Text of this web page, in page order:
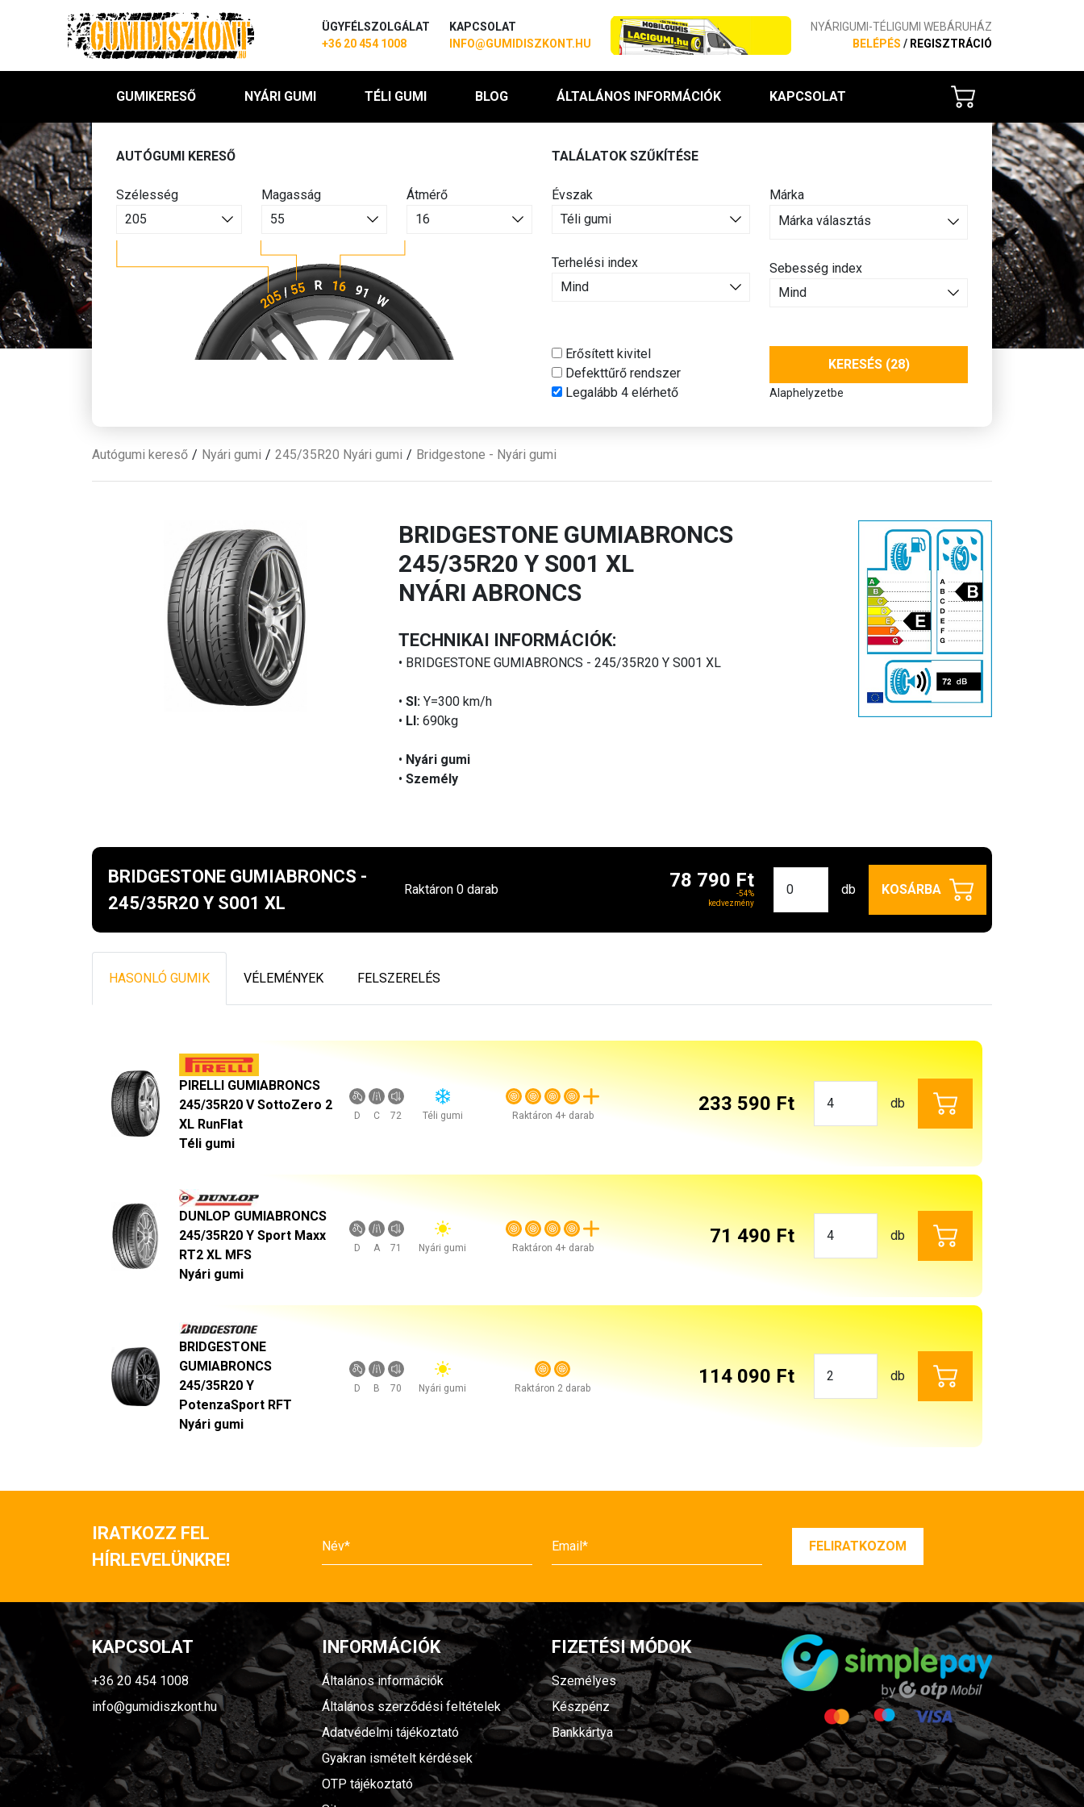
ÜGYFÉLSZOLGÁLAT
+36 20 454 1008
KAPCSOLAT
INFO@GUMIDISZKONT.HU
NYÁRIGUMI-TÉLIGUMI WEBÁRUHÁZ
BELÉPÉS / REGISZTRÁCIÓ
GUMIKERESŐ NYÁRI GUMI TÉLI GUMI BLOG ÁLTALÁNOS INFORMÁCIÓK KAPCSOLAT
AUTÓGUMI KERESŐ
Szélesség Magasság Átmérő
TALÁLATOK SZŰKÍTÉSE
Évszak
Terhelési index
Márka
Márka választás
Sebesség index
Erősített kivitel
Defekttűrő rendszer
Legalább 4 elérhető
KERESÉS (28)
Alaphelyzetbe
Autógumi kereső Nyári gumi 245/35R20 Nyári gumi Bridgestone - Nyári gumi
BRIDGESTONE GUMIABRONCS
245/35R20 Y S001 XL
NYÁRI ABRONCS
TECHNIKAI INFORMÁCIÓK:
• BRIDGESTONE GUMIABRONCS - 245/35R20 Y S001 XL
• SI: Y=300 km/h
• LI: 690kg
• Nyári gumi
• Személy
BRIDGESTONE GUMIABRONCS -
245/35R20 Y S001 XL
Raktáron 0 darab 78 790 Ft
-54%
kedvezmény
db KOSÁRBA
HASONLÓ GUMIK VÉLEMÉNYEK FELSZERELÉS
PIRELLI GUMIABRONCS
245/35R20 V SottoZero 2
XL RunFlat
Téli gumi
D C 72 Téli gumi Raktáron 4+ darab
233 590 Ft db
DUNLOP GUMIABRONCS
245/35R20 Y Sport Maxx
RT2 XL MFS
Nyári gumi
D A 71 Nyári gumi Raktáron 4+ darab
71 490 Ft db
BRIDGESTONE
GUMIABRONCS
245/35R20 Y
PotenzaSport RFT
Nyári gumi
D B 70 Nyári gumi Raktáron 2 darab
114 090 Ft db
IRATKOZZ FEL
HÍRLEVELÜNKRE!
KAPCSOLAT
+36 20 454 1008
info@gumidiszkont.hu
INFORMÁCIÓK
Általános információk
Általános szerződési feltételek
Adatvédelmi tájékoztató
Gyakran ismételt kérdések
OTP tájékoztató
FIZETÉSI MÓDOK
Személyes
Készpénz
Bankkártya